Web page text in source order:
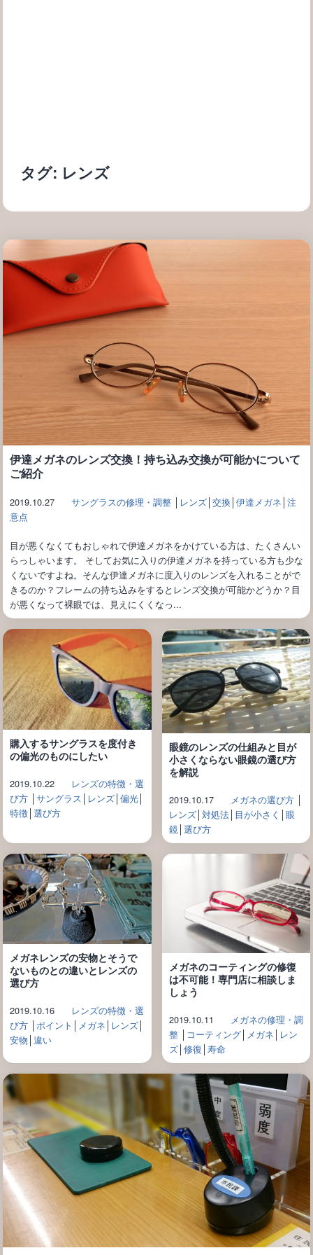
タグ: レンズ
伊達メガネのレンズ交換！持ち込み交換が可能かについて
ご紹介
2019.10.27 サングラスの修理・調整│ レンズ│ 交換│ 伊達メガネ │ 注
意点
目が悪くなくてもおしゃれで伊達メガネをかけている方は、たくさんい
らっしゃいます。 そしてお気に入りの伊達メガネを持っている方も少な
くないですよね。そんな伊達メガネに度入りのレンズを入れることがで
きるのか？フレームの持ち込みをするとレンズ交換が可能かどうか？目
が悪くなって裸眼では、見えにくくなっ...
購入するサングラスを度付き
の偏光のものにしたい
2019.10.22
レンズの特徴・選
び方│ サングラス レンズ│ 偏光│
特徴│ 選び方
眼鏡のレンズの仕組みと目が
小さくならない眼鏡の選び方
を解説
2019.10.17 メガネの選び方│
レンズ│ 対処法│ 目が小さく
眼
鏡│ 選び方
メガネレンズの安物とそうで
ないものとの違いとレンズの
選び方
2019.10.16
レンズの特徴・選
び方│ ポイント │ メガネ │ レンズ│
安物 │ 違い
メガネのコーティングの修復
は不可能！専門店に相談しま
しょう
2019.10.11
メガネの修理・調
整│ コーティング│ メガネ │ レン
ズ│ 修復 │ 寿命